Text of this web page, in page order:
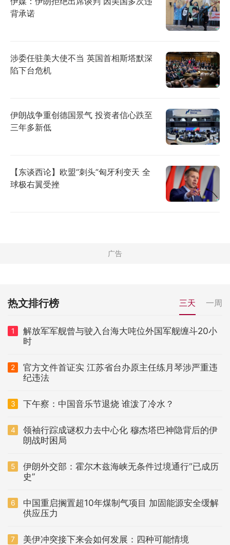
背承诺
涉委任驻美大使不当 英国首相斯塔默深
陷下台危机
伊朗战争重创德国景气 投资者信心跌至
三年多新低
【东谈西论】欧盟“刺头”匈牙利变天 全
球极右翼受挫
热文排行榜 三天 一周
1
解放军军舰曾与驶入台海大吨位外国军舰缠斗20小
时
2
官方文件首证实 江苏省台办原主任练月琴涉严重违
纪违法
3 下午察：中国音乐节退烧 谁泼了冷水？
4
领袖行踪成谜权力去中心化 穆杰塔巴神隐背后的伊
朗战时困局
5
伊朗外交部：霍尔木兹海峡无条件过境通行“已成历
史”
6
中国重启搁置超10年煤制气项目 加固能源安全缓解
供应压力
7 美伊冲突接下来会如何发展：四种可能情境